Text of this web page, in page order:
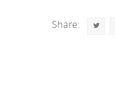
Share: